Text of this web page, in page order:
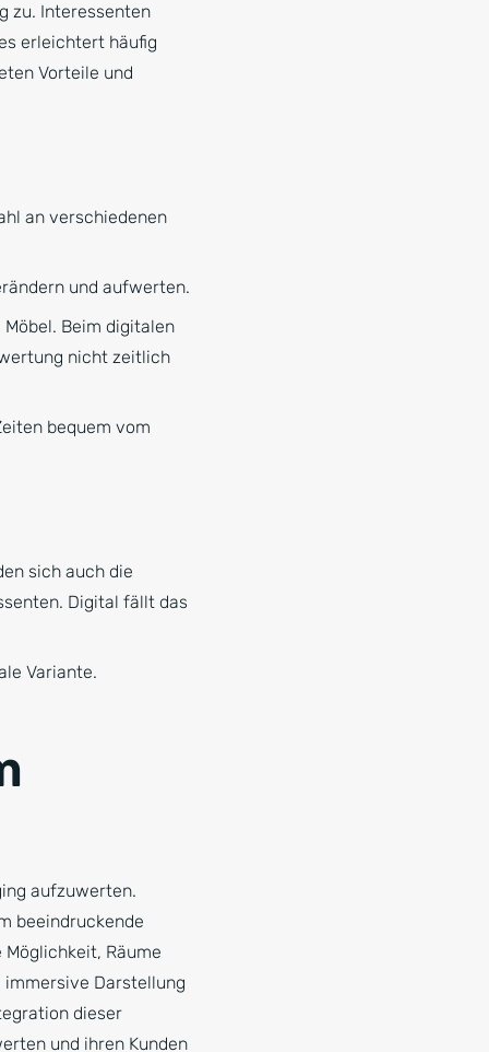
zu. Interessenten
erleichtert häufig
Vorteile und
an verschiedenen
und aufwerten.
Beim digitalen
nicht zeitlich
bequem vom
sich auch die
Digital fällt das
Variante.
aufzuwerten.
beeindruckende
Räume
immersive Darstellung
dieser
und ihren Kunden